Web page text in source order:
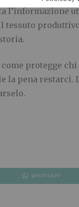
l’informazione
tessuto
come protegge
la pena
WHATSAPP